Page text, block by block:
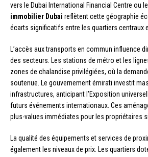
vers le Dubai International Financial Centre ou
immobilier Dubai reflètent cette géographie
écarts significatifs entre les quartiers centraux
L’accès aux transports en commun influence
des secteurs. Les stations de métro et les
zones de chalandise privilégiées, où la
soutenue. Le gouvernement émirati investit
infrastructures, anticipant l’Exposition
futurs événements internationaux. Ces
plus-values immédiates pour les propriétaires
La qualité des équipements et services de
également les niveaux de prix. Les quartiers